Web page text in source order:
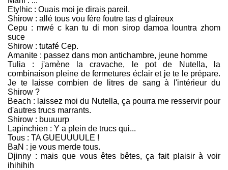
Etylhic : Ouais moi je dirais pareil.
Shirow : allé tous vou fére foutre tas d glaireux
Cepu : mwé c kan tu di mon sirop damoa lountra zhom
suce
Shirow : tutafé Cep.
Amanite : passez dans mon antichambre, jeune homme
Tulia : j'amène la cravache, le pot de Nutella, la
combinaison pleine de fermetures éclair et je te le prépare.
Je te laisse combien de litres de sang à l'intérieur du
Shirow ?
Beach : laissez moi du Nutella, ça pourra me resservir pour
d'autres trucs marrants.
Shirow : buuuurp
Lapinchien : Y a plein de trucs qui...
Tous : TA GUEUUUULE !
BaN : je vous merde tous.
Djinny : mais que vous êtes bêtes, ça fait plaisir à voir
ihihihih